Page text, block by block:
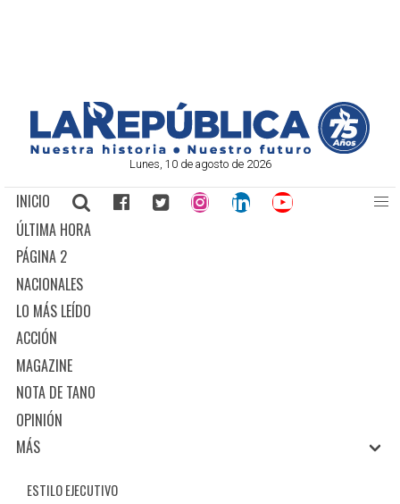
Lunes, 10 de agosto de 2026
INICIO
ÚLTIMA HORA
PÁGINA 2
NACIONALES
LO MÁS LEÍDO
ACCIÓN
MAGAZINE
NOTA DE TANO
OPINIÓN
MÁS
ESTILO EJECUTIVO